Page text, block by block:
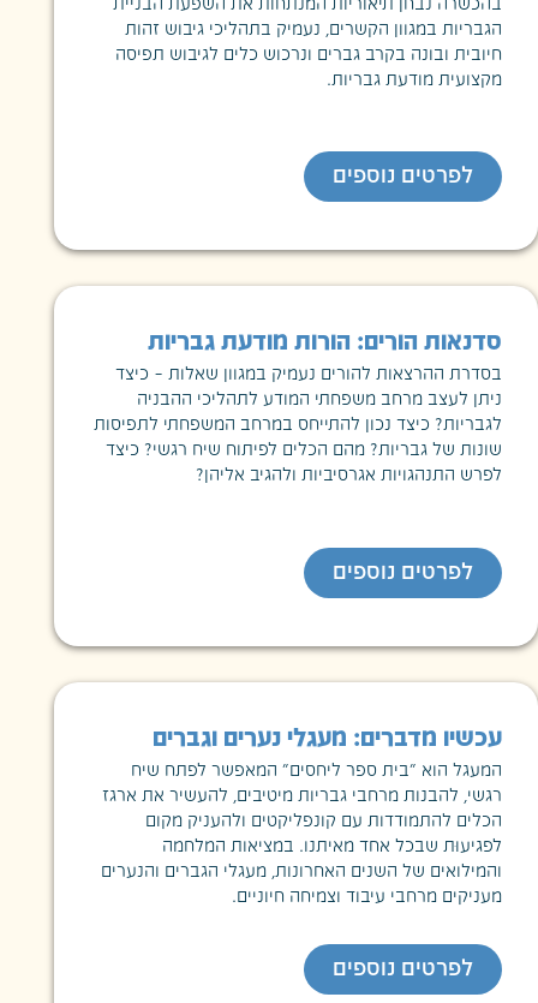
בהכשרה נבחן תיאוריות המנתחות את השפעת הבניית
הגבריות במגוון הקשרים, נעמיק בתהליכי גיבוש זהות
חיובית ובונה בקרב גברים ונרכוש כלים לגיבוש תפיסה
מקצועית מודעת גבריות.
לפרטים נוספים
סדנאות הורים: הורות מודעת גבריות
בסדרת ההרצאות להורים נעמיק במגוון שאלות – כיצד
ניתן לעצב מרחב משפחתי המודע לתהליכי ההבניה
לגבריות? כיצד נכון להתייחס במרחב המשפחתי לתפיסות
שונות של גבריות? מהם הכלים לפיתוח שיח רגשי? כיצד
לפרש התנהגויות אגרסיביות ולהגיב אליהן?
לפרטים נוספים
עכשיו מדברים: מעגלי נערים וגברים
המעגל הוא "בית ספר ליחסים" המאפשר לפתח שיח
רגשי, להבנות מרחבי גבריות מיטיבים, להעשיר את ארגז
הכלים להתמודדות עם קונפליקטים ולהעניק מקום
לפגיעוּת שבכל אחד מאיתנו. במציאות המלחמה
והמילואים של השנים האחרונות, מעגלי הגברים והנערים
מעניקים מרחבי עיבוד וצמיחה חיוניים.
לפרטים נוספים